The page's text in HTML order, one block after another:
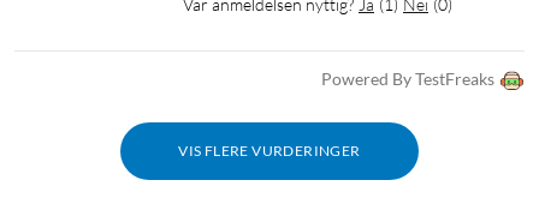
Powered By TestFreaks
VIS FLERE VURDERINGER